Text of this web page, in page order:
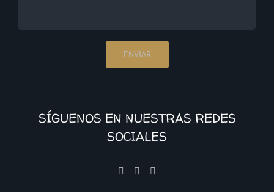
SÍGUENOS EN NUESTRAS REDES
SOCIALES